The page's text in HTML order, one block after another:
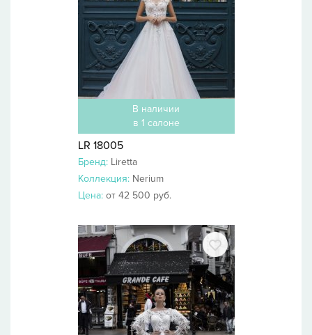
В наличии
в 1 салоне
LR 18005
Бренд: Liretta
Коллекция: Nerium
Цена: от 42 500 руб.